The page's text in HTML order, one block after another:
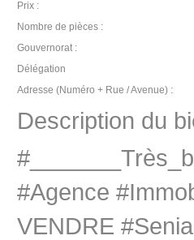
Prix :
Nombre de pièces :
Gouvernorat :
Délégation
Adresse (Numéro + Rue / Avenue) :
Description du
#Agence
VENDRE